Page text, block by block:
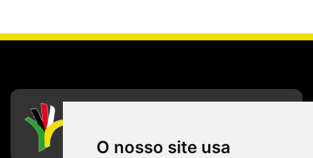
O nosso site usa